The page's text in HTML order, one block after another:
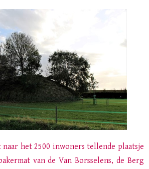
het 2500 inwoners tellende plaatsje
van de Van Borsselens, de Berg